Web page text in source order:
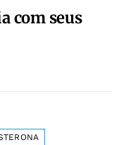
com seus